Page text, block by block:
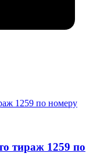
тираж 1259 по